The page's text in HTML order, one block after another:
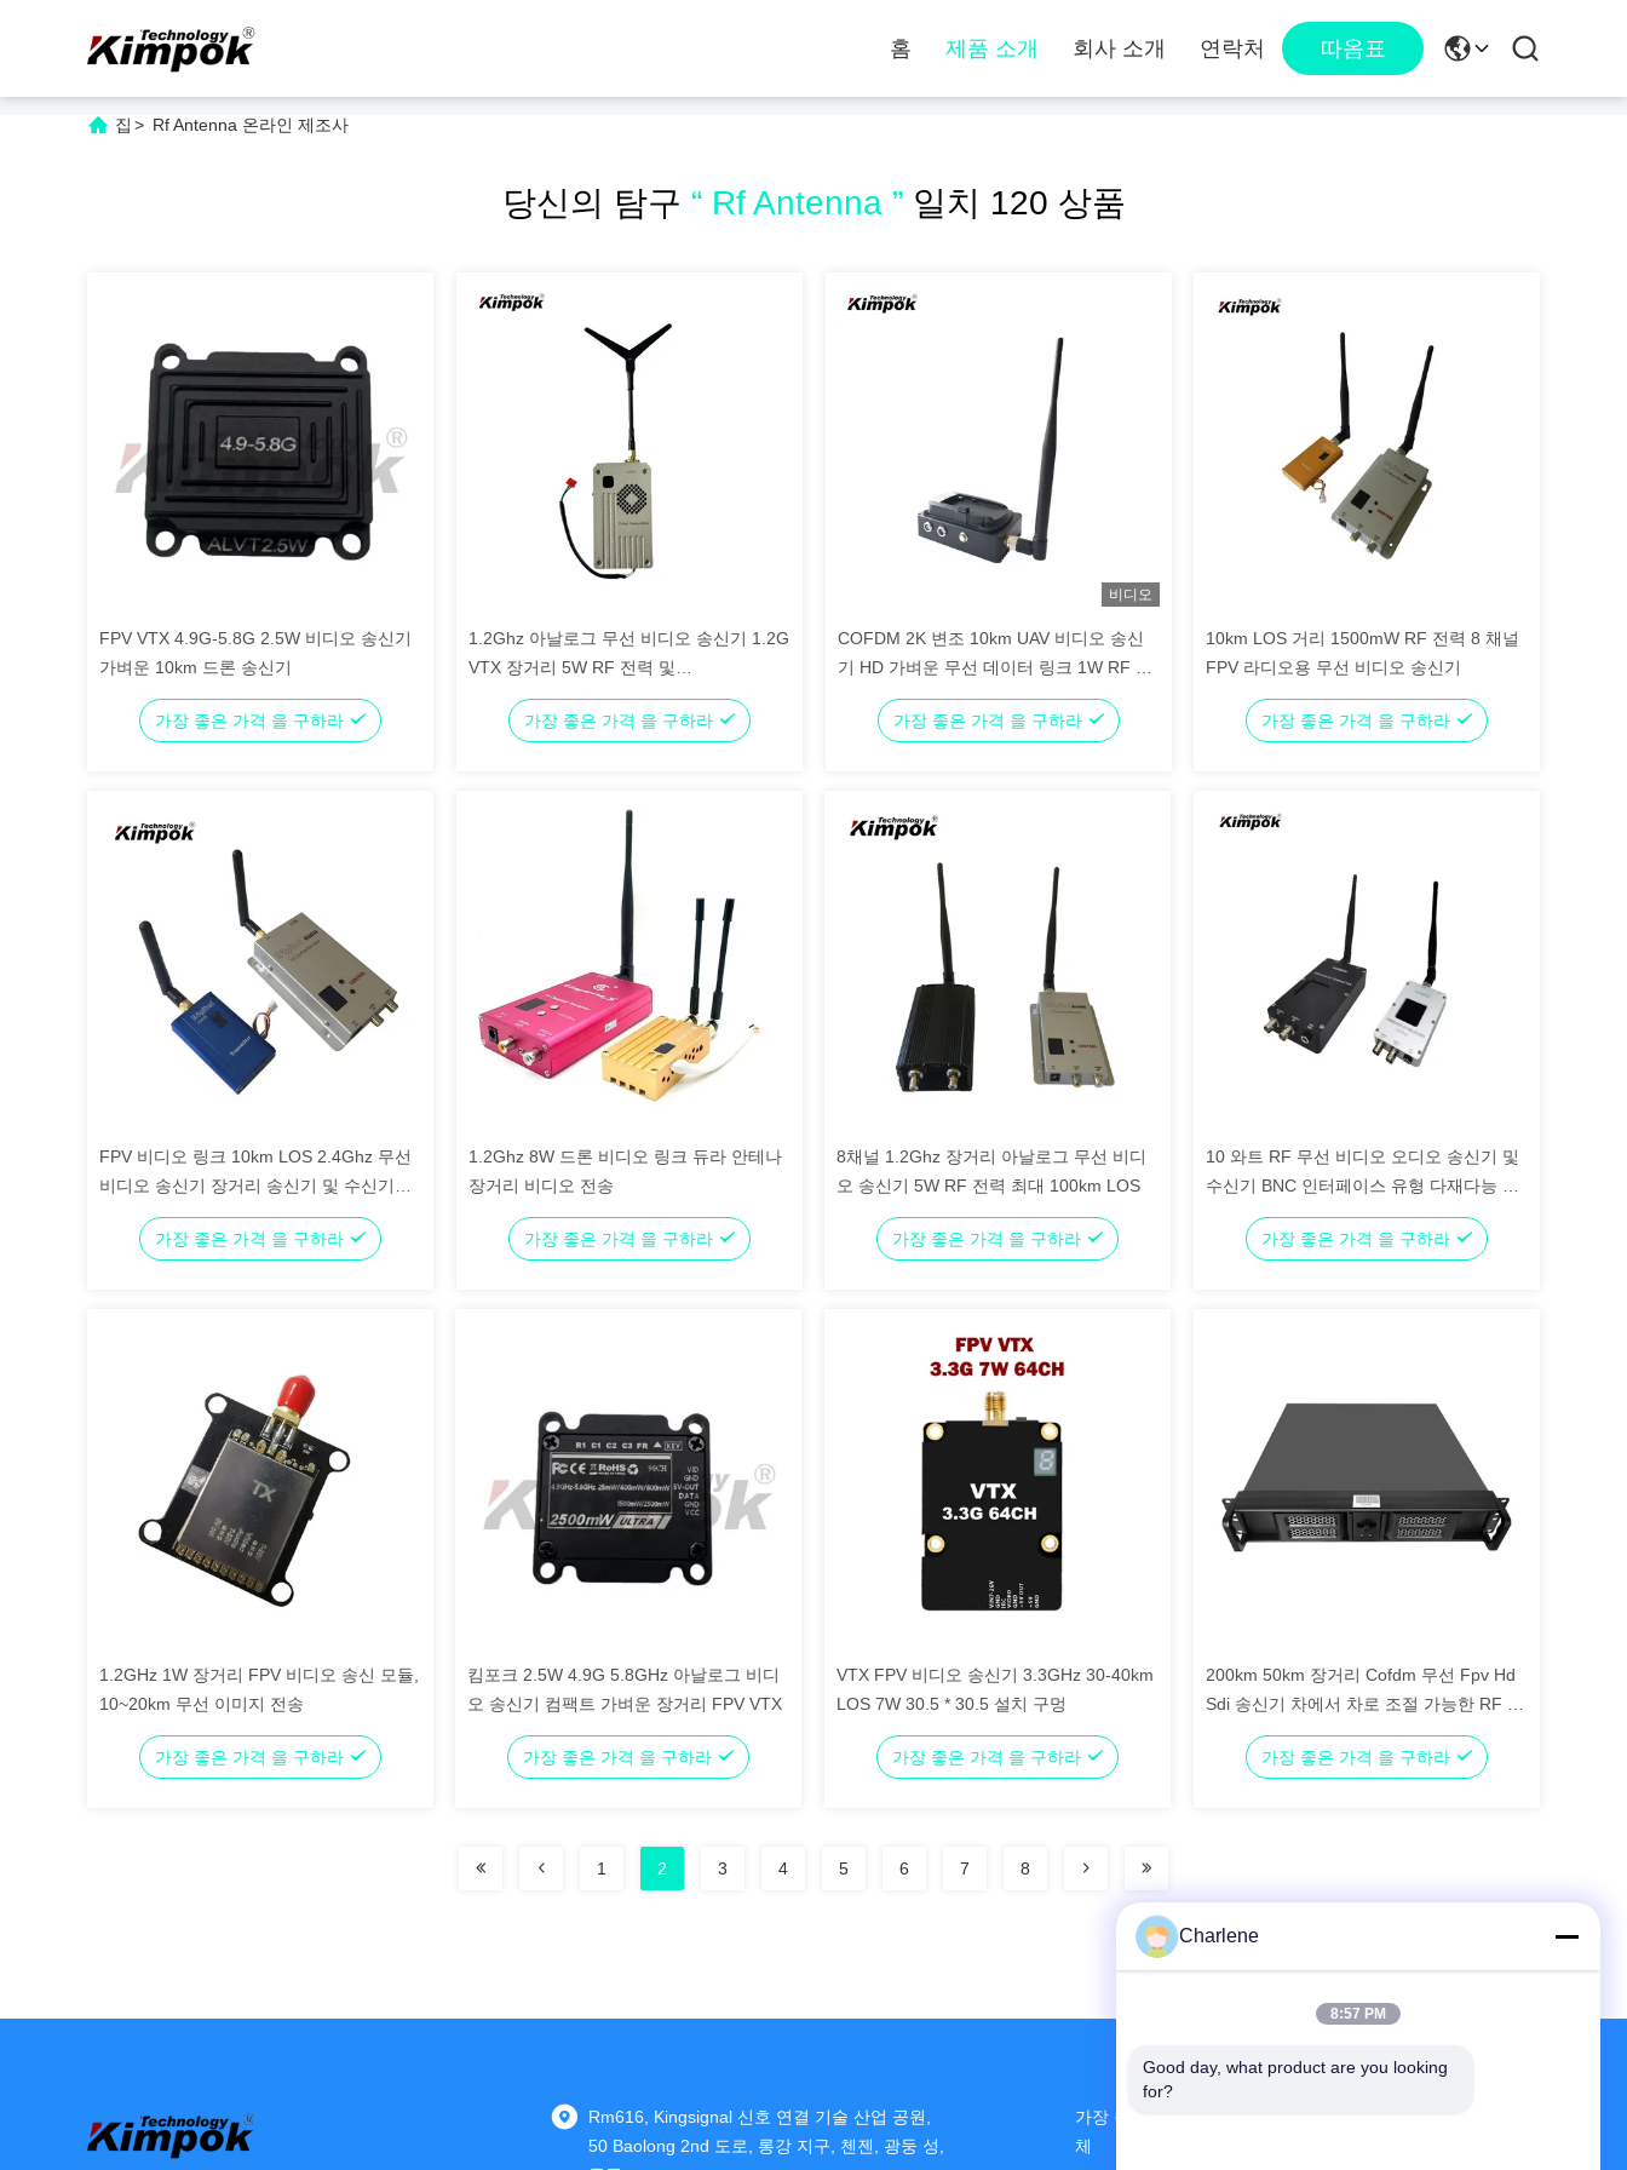
홈 제품 소개 회사 소개 연락처 따옴표
집 > Rf Antenna 온라인 제조사
당신의 탐구 “ Rf Antenna ”일치 120 상품
FPV VTX 4.9G-5.8G 2.5W 비디오 송신기
가벼운 10km 드론 송신기
가장 좋은 가격 을 구하라
1.2Ghz 아날로그 무선 비디오 송신기 1.2G
VTX 장거리 5W RF 전력 및
0.9Ghz/1.2Ghz/1.3Ghz 주파수
가장 좋은 가격 을 구하라
비디오
COFDM 2K 변조 10km UAV 비디오 송신
기 HD 가벼운 무선 데이터 링크 1W RF 전
가장 좋은 가격 을 구하라
10km LOS 거리 1500mW RF 전력 8 채널
FPV 라디오용 무선 비디오 송신기
가장 좋은 가격 을 구하라
FPV 비디오 링크 10km LOS 2.4Ghz 무선
비디오 송신기 장거리 송신기 및 수신기
1000mW RF 전력
가장 좋은 가격 을 구하라
1.2Ghz 8W 드론 비디오 링크 듀라 안테나
장거리 비디오 전송
가장 좋은 가격 을 구하라
8채널 1.2Ghz 장거리 아날로그 무선 비디
오 송신기 5W RF 전력 최대 100km LOS
가장 좋은 가격 을 구하라
10 와트 RF 무선 비디오 오디오 송신기 및
수신기 BNC 인터페이스 유형 다재다능 연
가장 좋은 가격 을 구하라
1.2GHz 1W 장거리 FPV 비디오 송신 모듈,
10~20km 무선 이미지 전송
가장 좋은 가격 을 구하라
킴포크 2.5W 4.9G 5.8GHz 아날로그 비디
오 송신기 컴팩트 가벼운 장거리 FPV VTX
가장 좋은 가격 을 구하라
VTX FPV 비디오 송신기 3.3GHz 30-40km
LOS 7W 30.5 * 30.5 설치 구멍
가장 좋은 가격 을 구하라
200km 50km 장거리 Cofdm 무선 Fpv Hd
Sdi 송신기 차에서 차로 조절 가능한 RF 전
력 출력
가장 좋은 가격 을 구하라
1 2 3 4 5 6 7 8
Rm616, Kingsignal 신호 연결 기술 산업 공원,
50 Baolong 2nd 도로, 롱강 지구, 첸젠, 광둥 성,
가장 큰 연구 개발 및 생산 FPV VTX 중국 공급업
체
Charlene
8:57 PM
Good day, what product are you looking
for?